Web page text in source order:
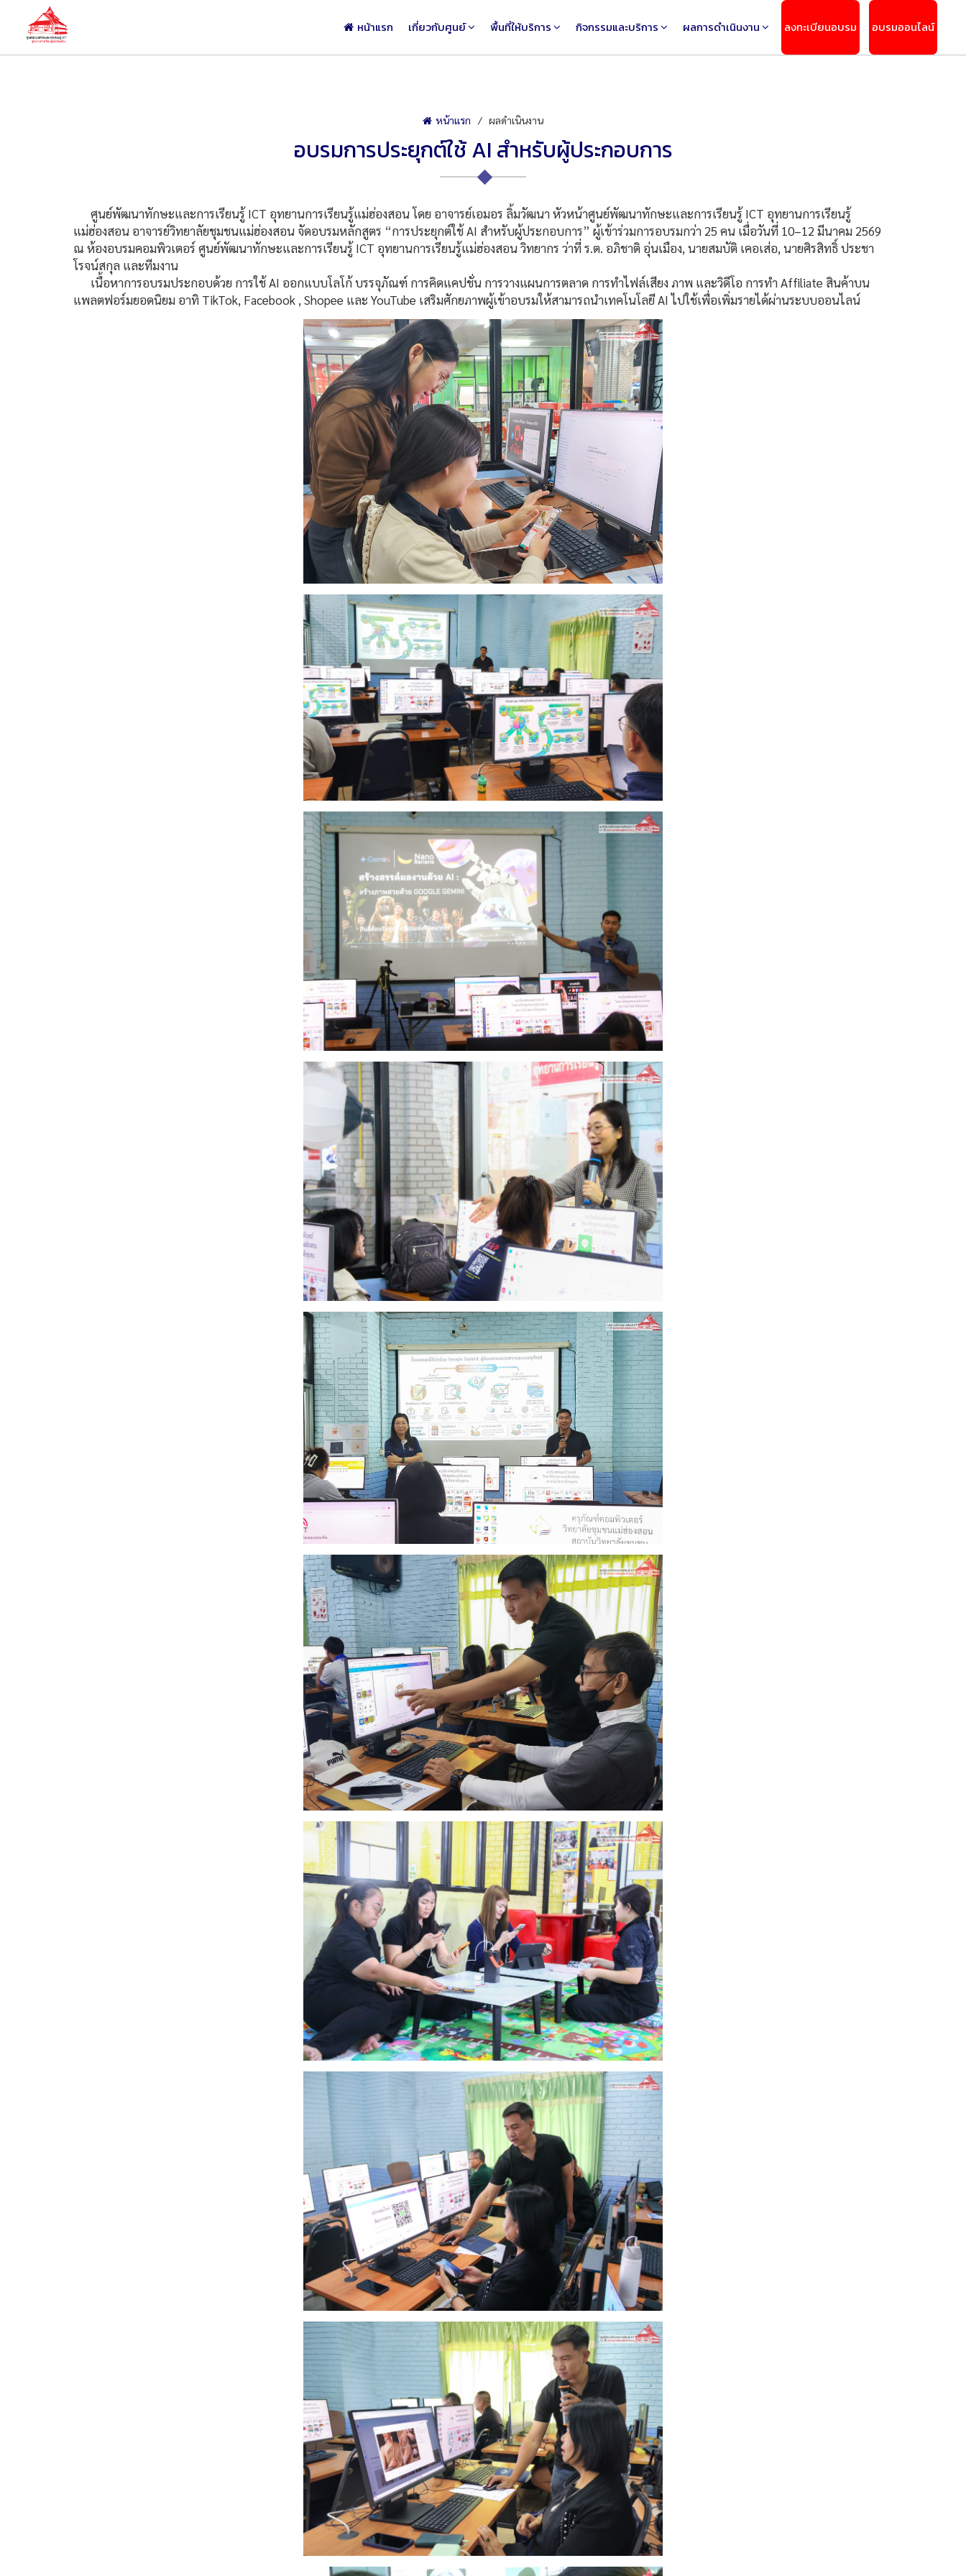
หน้าแรก เกี่ยวกับศูนย์ พื้นที่ให้บริการ กิจกรรมและบริการ ผลการดำเนินงาน ลงทะเบียนอบรม อบรมออนไลน์
หน้าแรก ผลดำเนินงาน
อบรมการประยุกต์ใช้ AI สำหรับผู้ประกอบการ
ศูนย์พัฒนาทักษะและการเรียนรู้ ICT อุทยานการเรียนรู้แม่ฮ่องสอน โดย อาจารย์เอมอร ลิ้มวัฒนา หัวหน้าศูนย์พัฒนาทักษะและการเรียนรู้ ICT อุทยานการเรียนรู้
แม่ฮ่องสอน อาจารย์วิทยาลัยชุมชนแม่ฮ่องสอน จัดอบรมหลักสูตร “การประยุกต์ใช้ AI สำหรับผู้ประกอบการ” ผู้เข้าร่วมการอบรมกว่า 25 คน เมื่อวันที่ 10–12 มีนาคม 2569
ณ ห้องอบรมคอมพิวเตอร์ ศูนย์พัฒนาทักษะและการเรียนรู้ ICT อุทยานการเรียนรู้แม่ฮ่องสอน วิทยากร ว่าที่ ร.ต. อภิชาติ อุ่นเมือง, นายสมบัติ เคอเส่อ, นายศิรสิทธิ์ ประชา
โรจน์สกุล และทีมงาน
เนื้อหาการอบรมประกอบด้วย การใช้ AI ออกแบบโลโก้ บรรจุภัณฑ์ การคิดแคปชั่น การวางแผนการตลาด การทำไฟล์เสียง ภาพ และวิดีโอ การทำ Affiliate สินค้าบน
แพลตฟอร์มยอดนิยม อาทิ TikTok, Facebook , Shopee และ YouTube เสริมศักยภาพผู้เข้าอบรมให้สามารถนำเทคโนโลยี AI ไปใช้เพื่อเพิ่มรายได้ผ่านระบบออนไลน์